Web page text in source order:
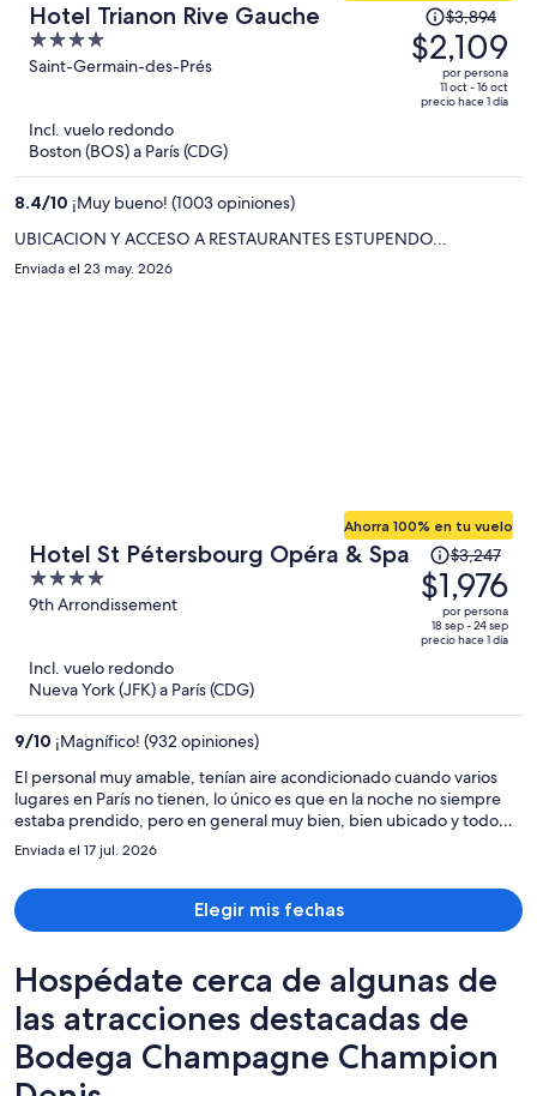
Hotel Trianon Rive Gauche
4
out
5
Saint-Germain-des-Prés
precio
era
$3,894
$2,109
$3,894
$2,109
por persona
11 oct - 16 oct
precio hace 1 día
Incl. vuelo redondo
Boston (BOS) a París (CDG)
8.4/10 ¡Muy bueno! (1003 opiniones)
UBICACION Y ACCESO A RESTAURANTES ESTUPENDO...
Enviada el 23 may. 2026
Hotel St Pétersbourg Opéra & Spa
4
out
9th Arrondissement
Ahorra 100% en tu vuelo
El
precio
era
de
$3,247
$1,976
por
persona
$3,247
$1,976
por persona
18 sep - 24 sep
precio hace 1 día
Incl. vuelo redondo
Nueva York (JFK) a París (CDG)
9/10 ¡Magnífico! (932 opiniones)
El personal muy amable, tenían aire acondicionado cuando varios
lugares en París no tienen, lo único es que en la noche no siempre
estaba prendido, pero en general muy bien, bien ubicado y todo
excelente, definitivamente regresaríamos
Enviada el 17 jul. 2026
Elegir mis fechas
Hospédate cerca de algunas de
las atracciones destacadas de
Bodega Champagne Champion